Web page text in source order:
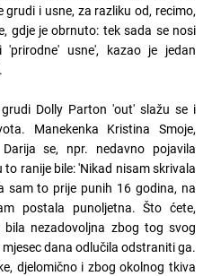
i usne, za razliku od, recimo,
gdje je obrnuto: tek sada se nosi
usne', kazao je jedan
Dolly Parton 'out' slažu se i
Manekenka Kristina Smoje,
se, npr. nedavno pojavila
ranije bile: 'Nikad nisam skrivala
sam to prije punih 16 godina, na
postala punoljetna. Što ćete,
nezadovoljna zbog tog svog
dana odlučila odstraniti ga.
djelomično i zbog okolnog tkiva